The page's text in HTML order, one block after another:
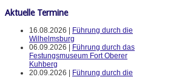
Aktuelle Termine
16.08.2026 |
Führung durch die
Wilhelmsburg
06.09.2026 |
Führung durch das
Festungsmuseum Fort Oberer
Kuhberg
20.09.2026 |
Führung durch die